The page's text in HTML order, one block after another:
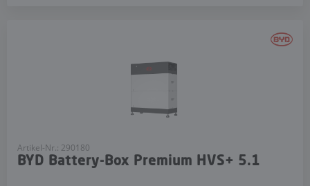
Artikel-Nr.: 290180
BYD Battery-Box Premium HVS+ 5.1